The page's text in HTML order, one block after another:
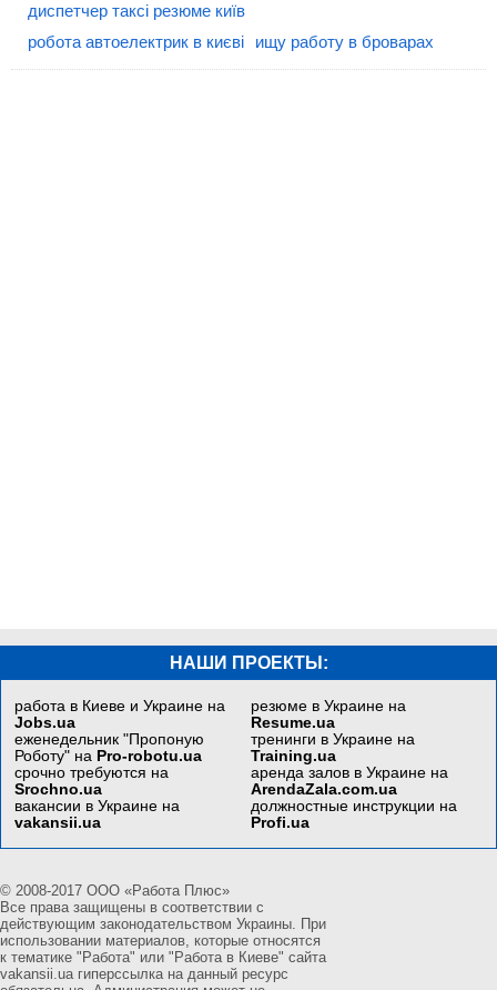
диспетчер таксі резюме київ
робота автоелектрик в києві
ищу работу в броварах
НАШИ ПРОЕКТЫ:
работа в Киеве и Украине на
Jobs.ua
еженедельник "Пропоную
Роботу" на Pro-robotu.ua
срочно требуются на
Srochno.ua
вакансии в Украине на
vakansii.ua
резюме в Украине на
Resume.ua
тренинги в Украине на
Training.ua
аренда залов в Украине на
ArendaZala.com.ua
должностные инструкции на
Profi.ua
© 2008-2017 ООО «Работа Плюс»
Все права защищены в соответствии с
действующим законодательством Украины. При
использовании материалов, которые относятся
к тематике "Работа" или "Работа в Киеве" сайта
vakansii.ua гиперссылка на данный ресурс